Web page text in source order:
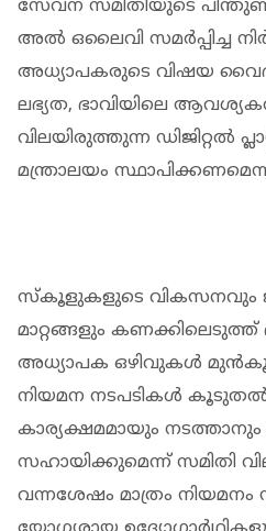
സേവന സമിതിയുടെ പിന്തുണ
അൽ ഒലൈവി സമർപ്പിച്ച
അധ്യാപകരുടെ വിഷയ
ലഭ്യത, ഭാവിയിലെ
വിലയിരുത്തുന്ന ഡിജിറ്റൽ
മന്ത്രാലയം
സ്കൂളുകളുടെ വികസനവും
മാറ്റങ്ങളും കണക്കിലെടുത്ത്
അധ്യാപക ഒഴിവുകൾ മുൻകൂട്ടി
നിയമന നടപടികൾ കൂടുതൽ
കാര്യക്ഷമമായും
സഹായിക്കുമെന്ന് സമിതി
വന്നശേഷം മാത്രം